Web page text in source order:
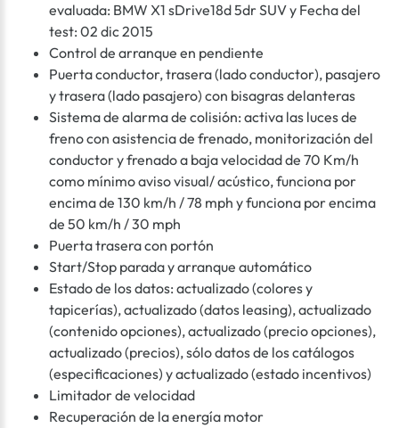
evaluada: BMW X1 sDrive18d 5dr SUV y Fecha del
test: 02 dic 2015
Control de arranque en pendiente
Puerta conductor, trasera (lado conductor), pasajero
y trasera (lado pasajero) con bisagras delanteras
Sistema de alarma de colisión: activa las luces de
freno con asistencia de frenado, monitorización del
conductor y frenado a baja velocidad de 70 Km/h
como mínimo aviso visual/ acústico, funciona por
encima de 130 km/h / 78 mph y funciona por encima
de 50 km/h / 30 mph
Puerta trasera con portón
Start/Stop parada y arranque automático
Estado de los datos: actualizado (colores y
tapicerías), actualizado (datos leasing), actualizado
(contenido opciones), actualizado (precio opciones),
actualizado (precios), sólo datos de los catálogos
(especificaciones) y actualizado (estado incentivos)
Limitador de velocidad
Recuperación de la energía motor